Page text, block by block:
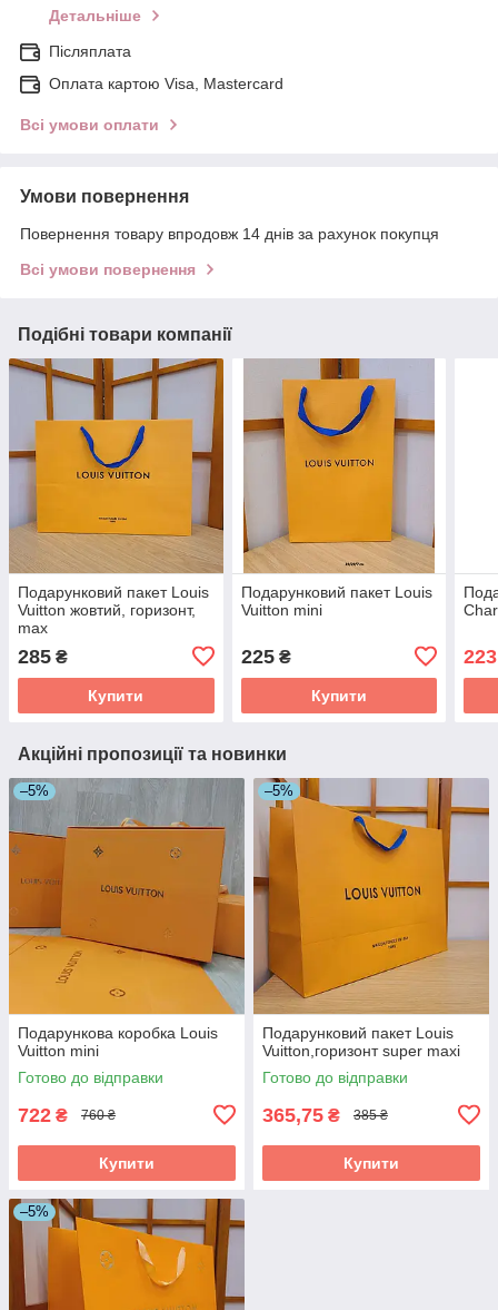
Детальніше
Післяплата
Оплата картою Visa, Mastercard
Всі умови оплати
Умови повернення
Повернення товару впродовж 14 днів за рахунок покупця
Всі умови повернення
Подібні товари компанії
Подарунковий пакет Louis
Vuitton жовтий, горизонт,
mах
285 ₴
Купити
Подарунковий пакет Louis
Vuitton mini
225₴
Купити
Акційні пропозиції та новинки
–5%
Подарункова коробка Louis
Vuitton mini
Готово до відправки
722 ₴ 760 ₴
Купити
–5%
Подарунковий пакет Louis
Vuitton,горизонт super maxi
Готово до відправки
365,75 ₴ 385 ₴
Купити
–5%